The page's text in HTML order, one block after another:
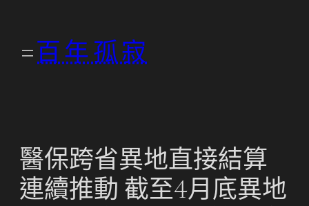
百年孤寂
醫保跨省異地直接結算
連續推動 截至4月底異地